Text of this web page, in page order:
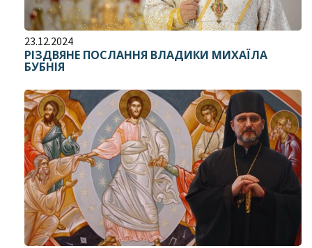
23.12.2024
РІЗДВЯНЕ ПОСЛАННЯ ВЛАДИКИ МИХАЇЛА
БУБНІЯ